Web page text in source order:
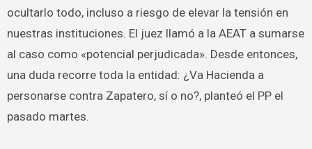
ocultarlo todo, incluso a riesgo de elevar la tensión en
nuestras instituciones. El juez llamó a la AEAT a sumarse
al caso como «potencial perjudicada». Desde entonces,
una duda recorre toda la entidad: ¿Va Hacienda a
personarse contra Zapatero, sí o no?, planteó el PP el
pasado martes.